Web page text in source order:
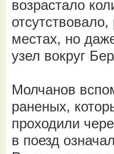
возрастало
местах, но
узел вокруг
Молчанов
раненых,
проходили
в поезд